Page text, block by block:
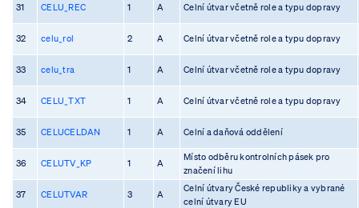
31 CELU_REC 1 A Celní útvar včetně role a typu dopravy
32 celu_rol 2 A Celní útvar včetně role a typu dopravy
33 celu_tra 1 A Celní útvar včetně role a typu dopravy
34 CELU_TXT 1 A Celní útvar včetně role a typu dopravy
35 CELUCELDAN 1 A Celní a daňová oddělení
36 CELUTV_KP 1 A
Místo odběru kontrolních pásek pro
značení lihu
37 CELUTVAR 3 A
Celní útvary České republiky a vybrané
celní útvary EU